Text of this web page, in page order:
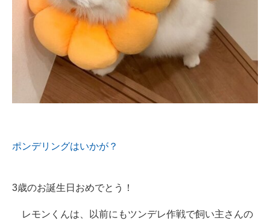
ポンデリングはいかが？
3歳のお誕生日おめでとう！
レモンくんは、以前にもツンデレ作戦で飼い主さんの